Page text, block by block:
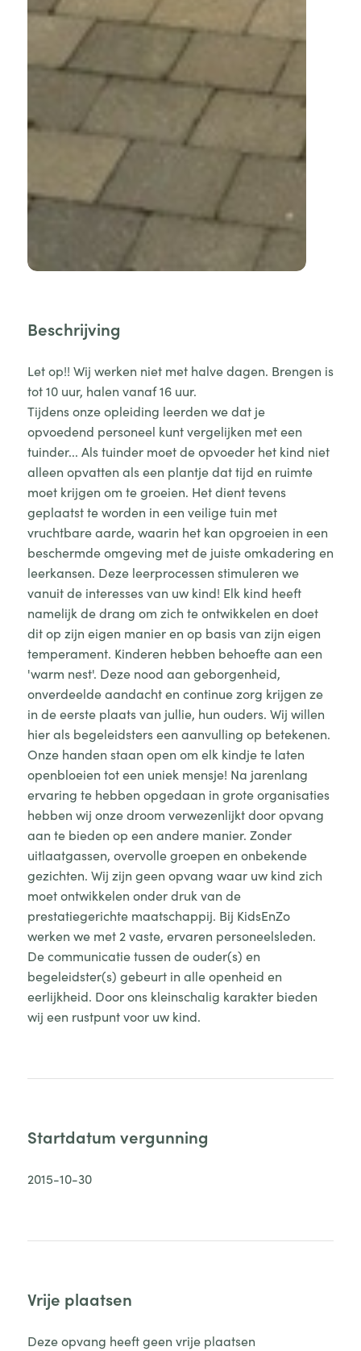
Beschrijving
Let op!! Wij werken niet met halve dagen. Brengen is
tot 10 uur, halen vanaf 16 uur.
Tijdens onze opleiding leerden we dat je
opvoedend personeel kunt vergelijken met een
tuinder... Als tuinder moet de opvoeder het kind niet
alleen opvatten als een plantje dat tijd en ruimte
moet krijgen om te groeien. Het dient tevens
geplaatst te worden in een veilige tuin met
vruchtbare aarde, waarin het kan opgroeien in een
beschermde omgeving met de juiste omkadering en
leerkansen. Deze leerprocessen stimuleren we
vanuit de interesses van uw kind! Elk kind heeft
namelijk de drang om zich te ontwikkelen en doet
dit op zijn eigen manier en op basis van zijn eigen
temperament. Kinderen hebben behoefte aan een
'warm nest'. Deze nood aan geborgenheid,
onverdeelde aandacht en continue zorg krijgen ze
in de eerste plaats van jullie, hun ouders. Wij willen
hier als begeleidsters een aanvulling op betekenen.
Onze handen staan open om elk kindje te laten
openbloeien tot een uniek mensje! Na jarenlang
ervaring te hebben opgedaan in grote organisaties
hebben wij onze droom verwezenlijkt door opvang
aan te bieden op een andere manier. Zonder
uitlaatgassen, overvolle groepen en onbekende
gezichten. Wij zijn geen opvang waar uw kind zich
moet ontwikkelen onder druk van de
prestatiegerichte maatschappij. Bij KidsEnZo
werken we met 2 vaste, ervaren personeelsleden.
De communicatie tussen de ouder(s) en
begeleidster(s) gebeurt in alle openheid en
eerlijkheid. Door ons kleinschalig karakter bieden
wij een rustpunt voor uw kind.
Startdatum vergunning
2015-10-30
Vrije plaatsen
Deze opvang heeft geen vrije plaatsen